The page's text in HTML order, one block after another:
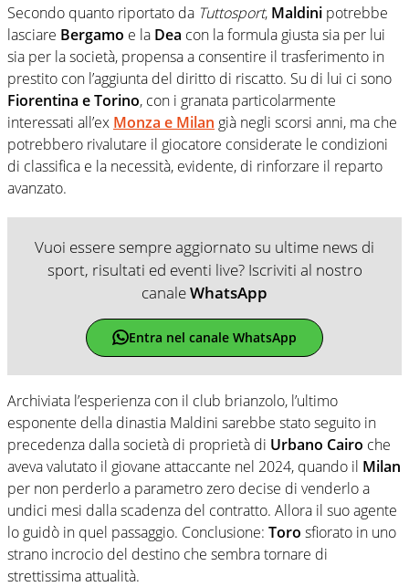
Secondo quanto riportato da Tuttosport, Maldini potrebbe
lasciare Bergamo e la Dea con la formula giusta sia per lui
sia per la società, propensa a consentire il trasferimento in
prestito con l’aggiunta del diritto di riscatto. Su di lui ci sono
Fiorentina e Torino, con i granata particolarmente
interessati all’ex Monza e Milan già negli scorsi anni, ma che
potrebbero rivalutare il giocatore considerate le condizioni
di classifica e la necessità, evidente, di rinforzare il reparto
avanzato.
Vuoi essere sempre aggiornato su ultime news di
sport, risultati ed eventi live? Iscriviti al nostro
canaleWhatsApp
Entra nel canale WhatsApp
Archiviata l’esperienza con il club brianzolo, l’ultimo
esponente della dinastia Maldini sarebbe stato seguito in
precedenza dalla società di proprietà di Urbano Cairo che
aveva valutato il giovane attaccante nel 2024, quando il Milan
per non perderlo a parametro zero decise di venderlo a
undici mesi dalla scadenza del contratto. Allora il suo agente
lo guidò in quel passaggio. Conclusione: Toro sfiorato in uno
strano incrocio del destino che sembra tornare di
strettissima attualità.